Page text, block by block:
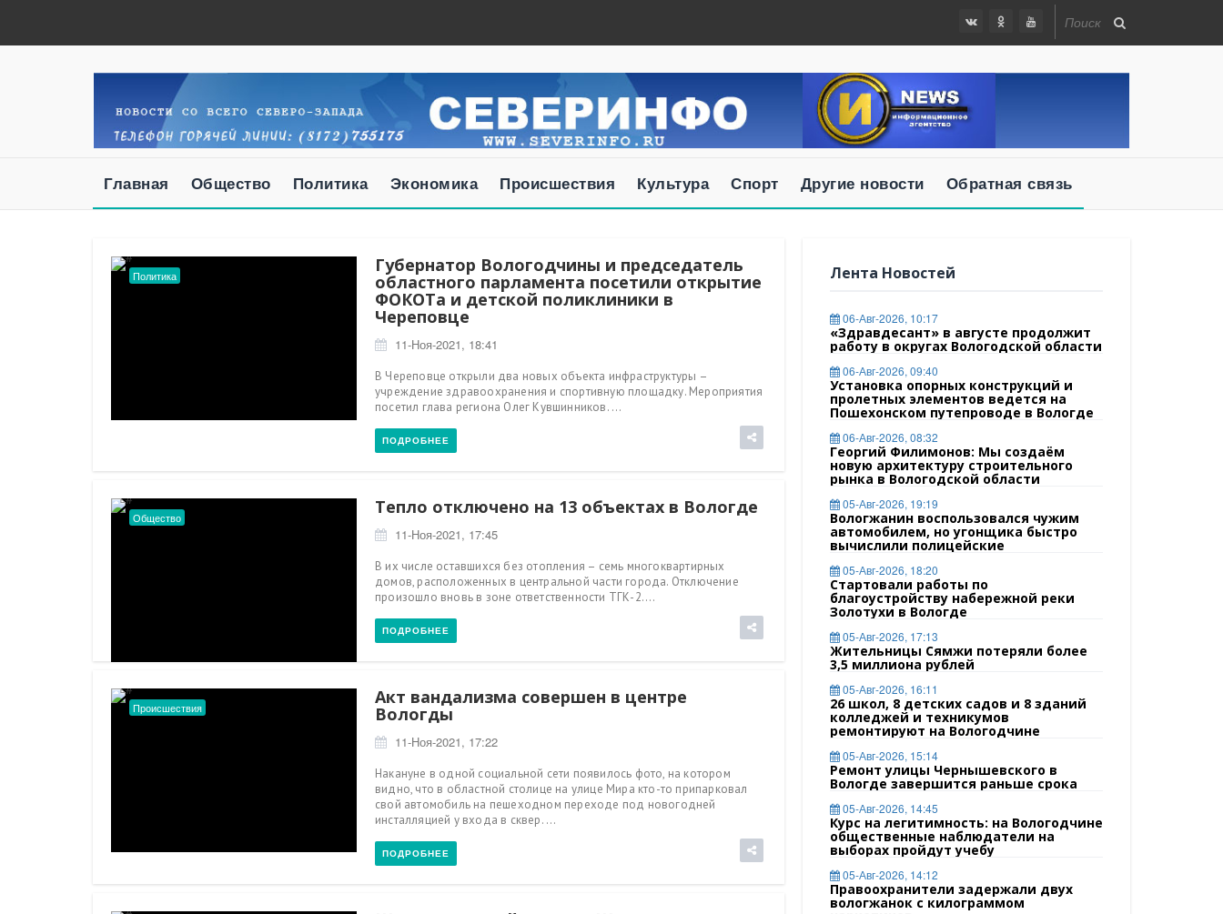
Главная Общество Политика Экономика Происшествия Культура Спорт Другие новости Обратная связь
Политика Губернатор Вологодчины и председатель
областного парламента посетили открытие
ФОКОТа и детской поликлиники в
Череповце
11-Ноя-2021, 18:41
В Череповце открыли два новых объекта инфраструктуры –
учреждение здравоохранения и спортивную площадку. Мероприятия
посетил глава региона Олег Кувшинников. ...
ПОДРОБНЕЕ
Общество Тепло отключено на 13 объектах в Вологде
11-Ноя-2021, 17:45
В их числе оставшихся без отопления – семь многоквартирных
домов, расположенных в центральной части города. Отключение
произошло вновь в зоне ответственности ТГК-2....
ПОДРОБНЕЕ
Происшествия Акт вандализма совершен в центре
Вологды
11-Ноя-2021, 17:22
Накануне в одной социальной сети появилось фото, на котором
видно, что в областной столице на улице Мира кто-то припарковал
свой автомобиль на пешеходном переходе под новогодней
инсталляцией у входа в сквер. ...
ПОДРОБНЕЕ
Лента Новостей
06-Авг-2026, 10:17
«Здравдесант» в августе продолжит
работу в округах Вологодской области
06-Авг-2026, 09:40
Установка опорных конструкций и
пролетных элементов ведется на
Пошехонском путепроводе в Вологде
06-Авг-2026, 08:32
Георгий Филимонов: Мы создаём
новую архитектуру строительного
рынка в Вологодской области
05-Авг-2026, 19:19
Вологжанин воспользовался чужим
автомобилем, но угонщика быстро
вычислили полицейские
05-Авг-2026, 18:20
Стартовали работы по
благоустройству набережной реки
Золотухи в Вологде
05-Авг-2026, 17:13
Жительницы Сямжи потеряли более
3,5 миллиона рублей
05-Авг-2026, 16:11
26 школ, 8 детских садов и 8 зданий
колледжей и техникумов
ремонтируют на Вологодчине
05-Авг-2026, 15:14
Ремонт улицы Чернышевского в
Вологде завершится раньше срока
05-Авг-2026, 14:45
Курс на легитимность: на Вологодчине
общественные наблюдатели на
выборах пройдут учебу
05-Авг-2026, 14:12
Правоохранители задержали двух
вологжанок с килограммом